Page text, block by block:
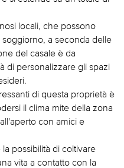
locali, che possono
a seconda delle
del casale è da
di personalizzare gli spazi
di questa proprietà è
il clima mite della zona
con amici e
possibilità di coltivare
vita a contatto con la